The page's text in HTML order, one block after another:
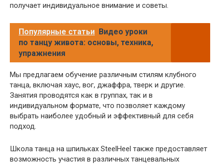
получает индивидуальное внимание и советы.
Популярные статьи Видео уроки
по танцу живота: основы, техника,
упражнения
Мы предлагаем обучение различным стилям клубного
танца, включая хаус, вог, джаффра, тверк и другие.
Занятия проводятся как в группах, так и в
индивидуальном формате, что позволяет каждому
выбрать наиболее удобный и эффективный для себя
подход.
Школа танца на шпильках SteelHeel также предоставляет
возможность участия в различных танцевальных